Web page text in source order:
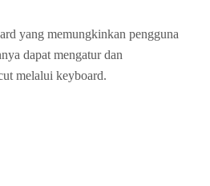
yang memungkinkan pengguna
dapat mengatur dan
melalui keyboard.